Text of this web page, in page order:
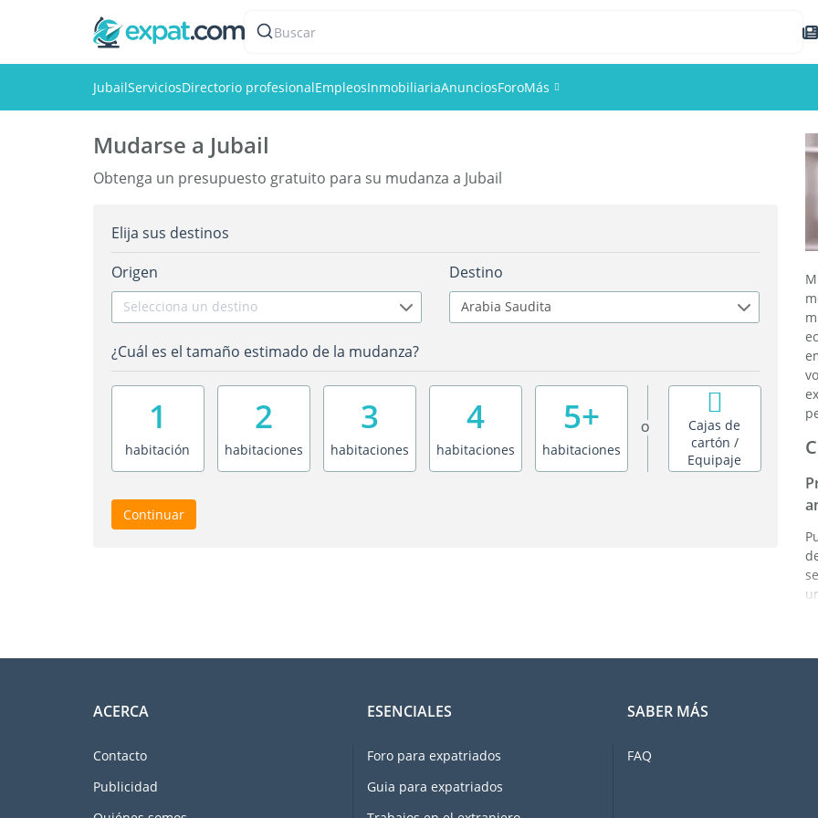
Buscar
JubailServiciosDirectorio profesionalEmpleosInmobiliariaAnunciosForoMás
Mudarse a Jubail
Obtenga un presupuesto gratuito para su mudanza a Jubail
Elija sus destinos
Origen
Selecciona un destino
Destino
Arabia Saudita
¿Cuál es el tamaño estimado de la mudanza?
1
habitación
2
habitaciones
3
habitaciones
4
habitaciones
5+
habitaciones
O
Cajas de
cartón /
Equipaje
Continuar
ACERCA
Contacto
Publicidad
ESENCIALES
Foro para expatriados
Guia para expatriados
SABER MÁS
FAQ